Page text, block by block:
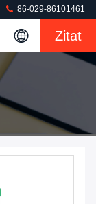
86-029-86101461
Zitat